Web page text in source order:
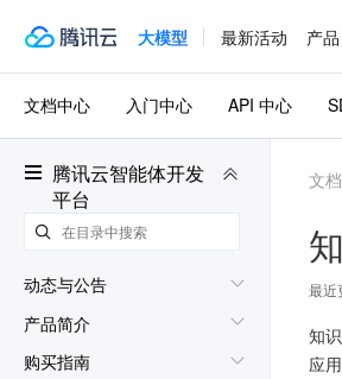
大模型 最新活动 产品
腾讯云智能体开发
平台
动态与公告
产品简介
购买指南
文档中心 入门中心 API 中心
文
最近
知
应